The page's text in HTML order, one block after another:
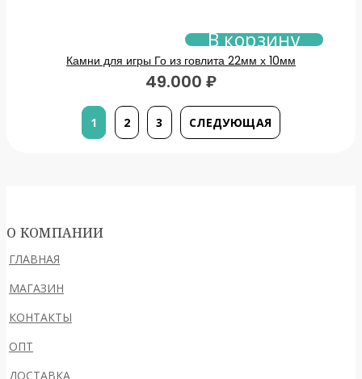
В корзину
Камни для игры Го из говлита 22мм х 10мм
49.000 ₽
1 2 3 СЛЕДУЮЩАЯ
О КОМПАНИИ
ГЛАВНАЯ
МАГАЗИН
КОНТАКТЫ
ОПТ
ДОСТАВКА